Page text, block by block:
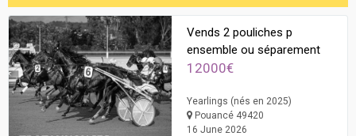
Vends 2 pouliches p
ensemble ou séparement
12000€
Yearlings (nés en 2025)
Pouancé 49420
16 June 2026